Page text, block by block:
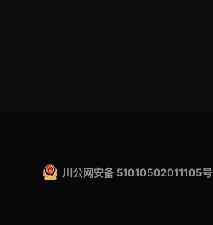
川公网安备 51010502011105号